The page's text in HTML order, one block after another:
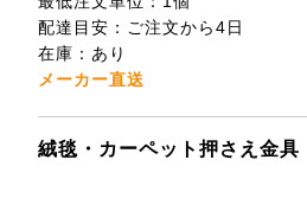
配達目安：ご注文から4日
在庫：あり
メーカー直送
絨毯・カーペット押さえ金具